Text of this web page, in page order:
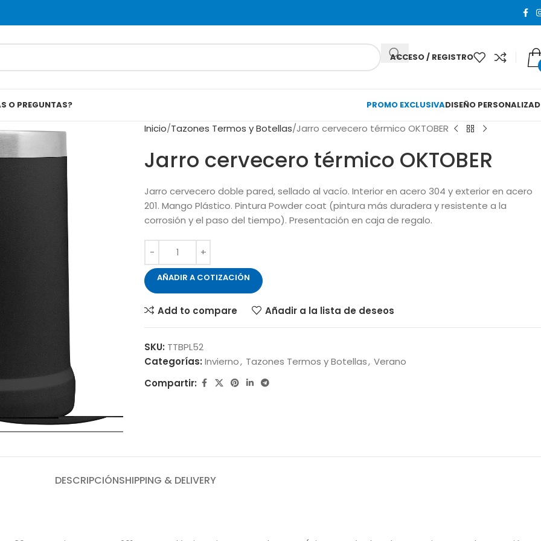
ACCESO / REGISTRO
O PREGUNTAS? PROMO EXCLUSIVADISEÑO
Inicio Tazones Termos y Botellas Jarro cervecero térmico OKTOBER
Jarro cervecero térmico OKTOBER
Jarro cervecero doble pared, sellado al vacío. Interior en acero 304 y exterior en acero
201. Mango Plástico. Pintura Powder coat (pintura más duradera y resistente a la
corrosión y el paso del tiempo). Presentación en caja de regalo.
AÑADIR A COTIZACIÓN
Add to compare Añadir a la lista de deseos
SKU: TTBPL52
Categorías: Invierno, Tazones Termos y Botellas, Verano
Compartir:
DESCRIPCIÓNSHIPPING & DELIVERY